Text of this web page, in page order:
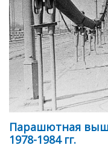
Парашютная
1978-1984 гг.